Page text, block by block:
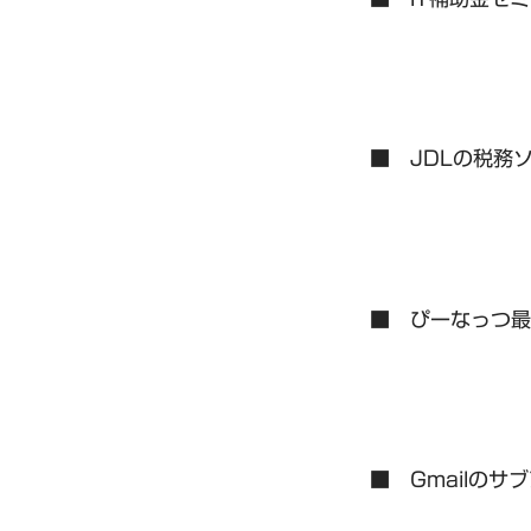
■ JDLの税務ソ
■ ぴーなっつ
■ Gmailのサブ